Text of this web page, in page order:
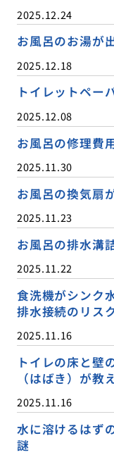
2025.12.24
お風呂のお湯が
2025.12.18
トイレットペー
2025.12.08
お風呂の修理費
2025.11.30
お風呂の換気扇
2025.11.23
お風呂の排水溝
2025.11.22
食洗機がシンク
排水接続のリス
2025.11.16
トイレの床と壁
（はばき）が教
2025.11.16
水に溶けるはず
謎